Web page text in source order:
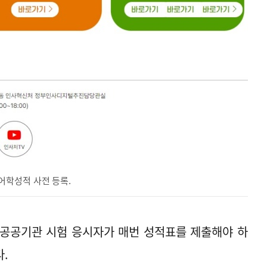
학성적 사전 등록.
공기관 시험 응시자가 매번 성적표를 제출해야 하
.